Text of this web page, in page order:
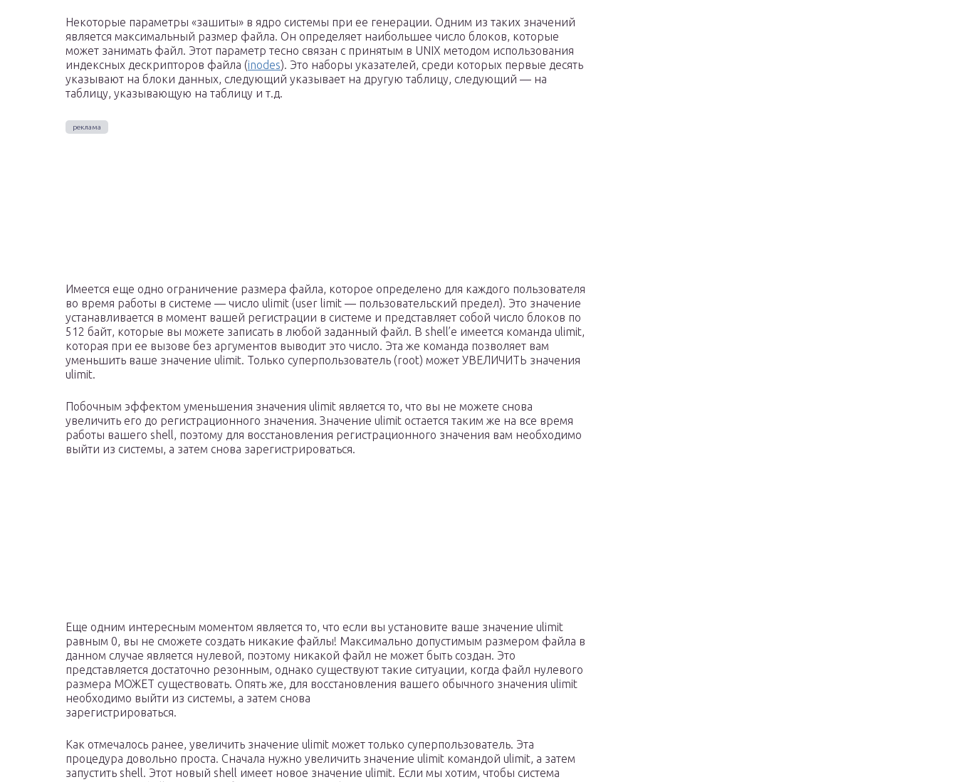
Некоторые параметры «зашиты» в ядро системы при ее генерации. Одним из таких значений
является максимальный размер файла. Он определяет наибольшее число блоков, которые
может занимать файл. Этот параметр тесно связан с принятым в UNIX методом использования
индексных дескрипторов файла (inodes). Это наборы указателей, среди которых первые десять
указывают на блоки данных, следующий указывает на другую таблицу, следующий — на
таблицу, указывающую на таблицу и т.д.
Имеется еще одно ограничение размера файла, которое определено для каждого пользователя
во время работы в системе — число ulimit (user limit — пользовательский предел). Это значение
устанавливается в момент вашей регистрации в системе и представляет собой число блоков по
512 байт, которые вы можете записать в любой заданный файл. В shell’е имеется команда ulimit,
которая при ее вызове без аргументов выводит это число. Эта же команда позволяет вам
уменьшить ваше значение ulimit. Только суперпользователь (root) может УВЕЛИЧИТЬ значения
ulimit.
Побочным эффектом уменьшения значения ulimit является то, что вы не можете снова
увеличить его до регистрационного значения. Значение ulimit остается таким же на все время
работы вашего shell, поэтому для восстановления регистрационного значения вам необходимо
выйти из системы, а затем снова зарегистрироваться.
Еще одним интересным моментом является то, что если вы установите ваше значение ulimit
равным 0, вы не сможете создать никакие файлы! Максимально допустимым размером файла в
данном случае является нулевой, поэтому никакой файл не может быть создан. Это
представляется достаточно резонным, однако существуют такие ситуации, когда файл нулевого
размера МОЖЕТ существовать. Опять же, для восстановления вашего обычного значения ulimit
необходимо выйти из системы, а затем снова
зарегистрироваться.
Как отмечалось ранее, увеличить значение ulimit может только суперпользователь. Эта
процедура довольно проста. Сначала нужно увеличить значение ulimit командой ulimit, а затем
запустить shell. Этот новый shell имеет новое значение ulimit. Если мы хотим, чтобы система